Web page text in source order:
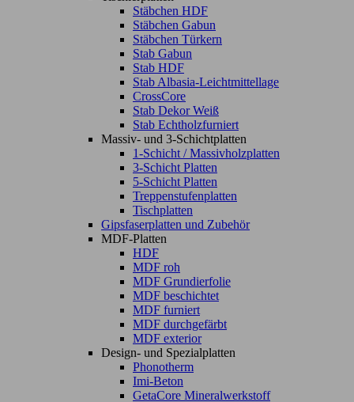
Stäbchen HDF
Stäbchen Gabun
Stäbchen Türkern
Stab Gabun
Stab HDF
Stab Albasia-Leichtmittellage
CrossCore
Stab Dekor Weiß
Stab Echtholzfurniert
Massiv- und 3-Schichtplatten
1-Schicht / Massivholzplatten
3-Schicht Platten
5-Schicht Platten
Treppenstufenplatten
Tischplatten
Gipsfaserplatten und Zubehör
MDF-Platten
HDF
MDF roh
MDF Grundierfolie
MDF beschichtet
MDF furniert
MDF durchgefärbt
MDF exterior
Design- und Spezialplatten
Phonotherm
Imi-Beton
GetaCore Mineralwerkstoff